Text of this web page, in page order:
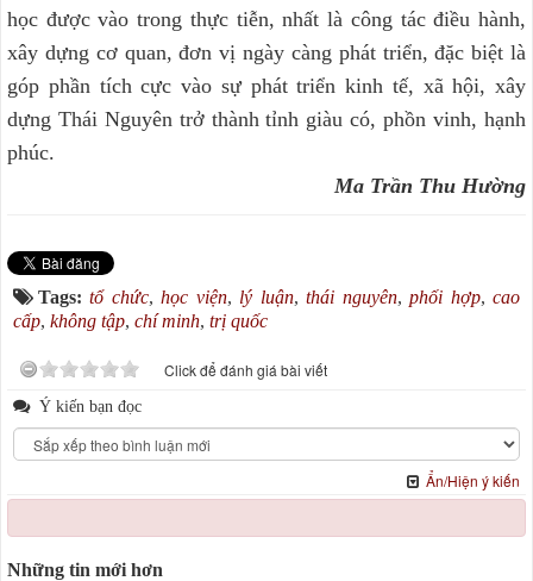
học được vào trong thực tiễn, nhất là công tác điều hành,
xây dựng cơ quan, đơn vị ngày càng phát triển, đặc biệt là
góp phần tích cực vào sự phát triển kinh tế, xã hội, xây
dựng Thái Nguyên trở thành tỉnh giàu có, phồn vinh, hạnh
phúc.
Ma Trần Thu Hường
Tags:tổ chức,học viện, lý luận,thái nguyên,phối hợp,cao
cấp, không tập, chí minh, trị quốc
Click để đánh giá bài viết
Ý kiến bạn đọc
Ẩn/Hiện ý kiến
Những tin mới hơn